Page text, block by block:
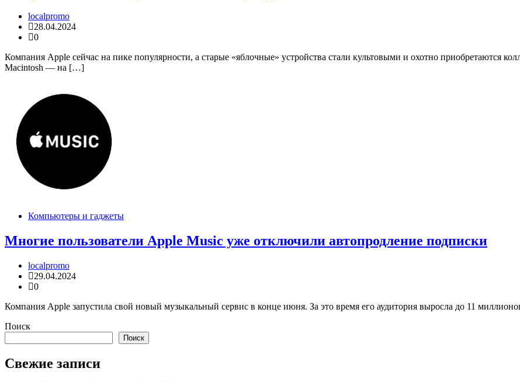
localpromo
28.04.2024
0
Компания Apple сейчас на пике популярности, а старые «яблочные» устройства стали культовыми и охотно приобретаются
Macintosh — на […]
Компьютеры и гаджеты
Многие пользователи Apple Music уже отключили автопродление подписки
localpromo
29.04.2024
0
Компания Apple запустила свой новый музыкальный сервис в конце июня. За это время его аудитория выросла до 11
Поиск
Поиск
Свежие записи